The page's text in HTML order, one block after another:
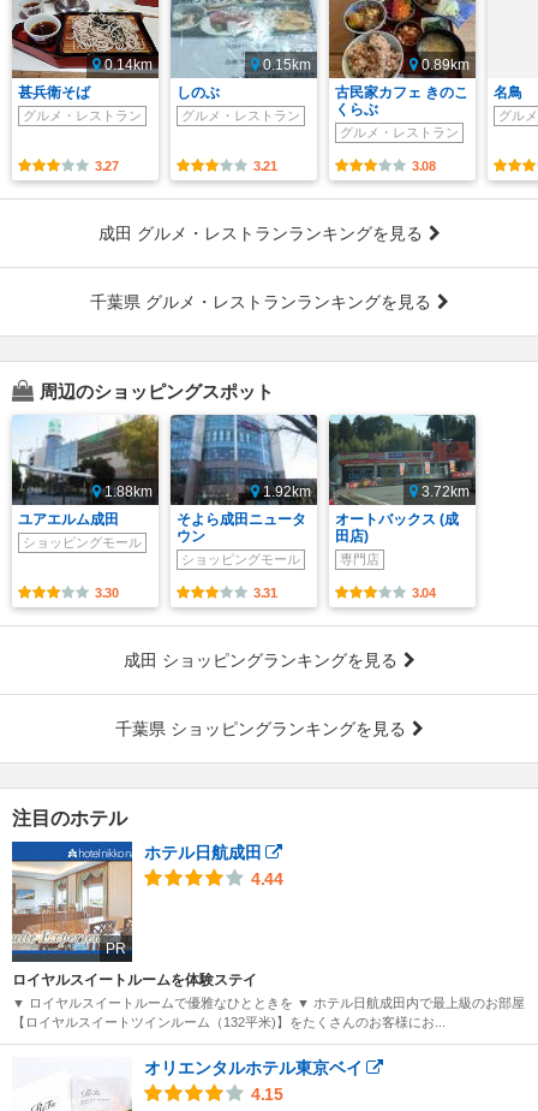
0.14km
甚兵衛そば
グルメ・レストラン
3.27
0.15km
しのぶ
グルメ・レストラン
3.21
0.89km
古民家カフェ きのこ
くらぶ
グルメ・レストラン
3.08
名鳥
グル
成田 グルメ・レストランランキングを見る
千葉県 グルメ・レストランランキングを見る
周辺のショッピングスポット
1.88km
ユアエルム成田
ショッピングモール
3.30
1.92km
そよら成田ニュータ
ウン
ショッピングモール
3.31
3.72km
オートバックス (成
田店)
専門店
3.04
成田 ショッピングランキングを見る
千葉県 ショッピングランキングを見る
注目のホテル
PR
ホテル日航成田
4.44
ロイヤルスイートルームを体験ステイ
▼ ロイヤルスイートルームで優雅なひとときを ▼ ホテル日航成田内で最上級のお部屋
【ロイヤルスイートツインルーム（132平米)】をたくさんのお客様にお...
オリエンタルホテル東京ベイ
4.15